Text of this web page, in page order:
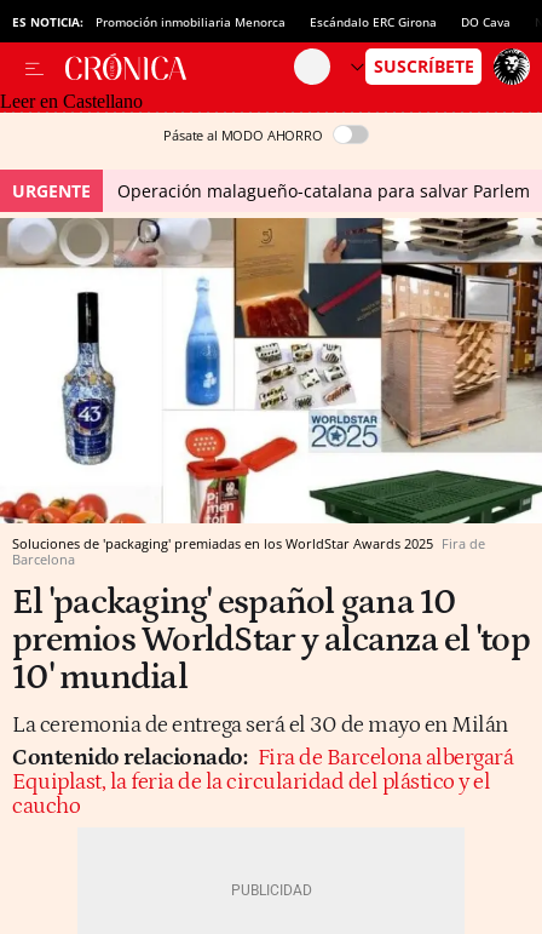
ES NOTICIA: Promoción inmobiliaria Menorca Escándalo ERC Girona DO Cava
Leer en Castellano
Pásate al MODO AHORRO
URGENTE Operación malagueño-catalana para salvar Parlem
Soluciones de 'packaging' premiadas en los WorldStar Awards 2025 Fira de
Barcelona
El 'packaging' español gana 10
premios WorldStar y alcanza el 'top
10' mundial
La ceremonia de entrega será el 30 de mayo en Milán
Contenido relacionado: Fira de Barcelona albergará
Equiplast, la feria de la circularidad del plástico y el
caucho